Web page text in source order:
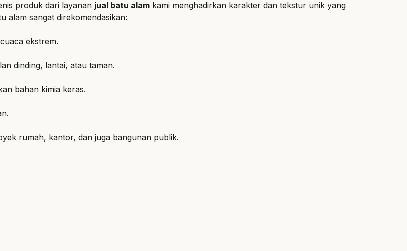
produk dari layanan jual batu alam kami menghadirkan karakter dan tekstur unik yang
alam sangat direkomendasikan:
ekstrem.
dinding, lantai, atau taman.
bahan kimia keras.
rumah, kantor, dan juga bangunan publik.